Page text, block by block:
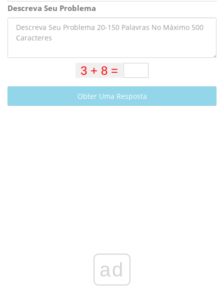
Descreva Seu Problema
Obter Uma Resposta
ad